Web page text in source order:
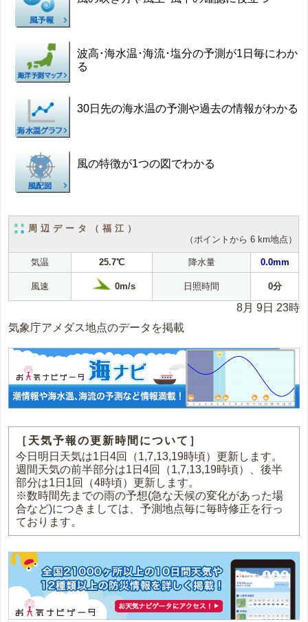
波高･海水温･海流･塩分の予測が1日毎にわか
る
30日先の海水温の予測や過去の情報がわかる
風の特徴が1つの図でわかる
周辺データ（福江）
（ポイントから 6 km地点）
気温 25.7℃ 降水量 0.0mm
風速 0m/s 日照時間 0分
8月 9日 23時
気象庁アメダス地点のデータを掲載
［天気予報の更新時間について］
今日明日天気は1日4回（1,7,13,19時頃）更新します。
週間天気の前半部分は1日4回（1,7,13,19時頃）、後半
部分は1日1回（4時頃）更新します。
※数時間先までの雨の予想(急な天候の変化があった場
合など)につきましては、予測地点毎に毎時修正を行っ
ております。